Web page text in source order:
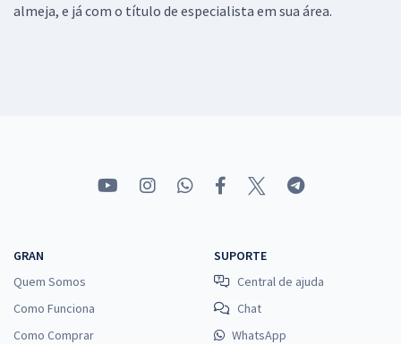
almeja, e já com o título de especialista em sua área.
GRAN
Quem Somos
Como Funciona
Como Comprar
SUPORTE
Central de ajuda
Chat
WhatsApp